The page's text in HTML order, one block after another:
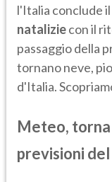
l'Italia conclude il
nataliziecon il
passaggio della
tornano neve,
d'Italia.
Meteo, torna
previsioni